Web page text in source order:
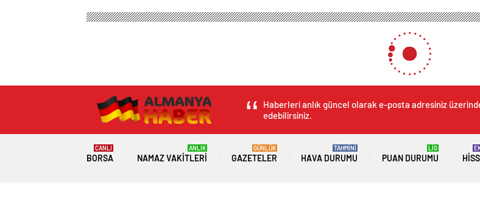
Haberleri anlık güncel olarak e-posta adresiniz
edebilirsiniz.
BORSA
CANLI
NAMAZ VAKITLERI
ANLIK
GAZETELER
GÜNLÜK
HAVA DURUMU
TAHMİNİ
PUAN DURUMU
LİG